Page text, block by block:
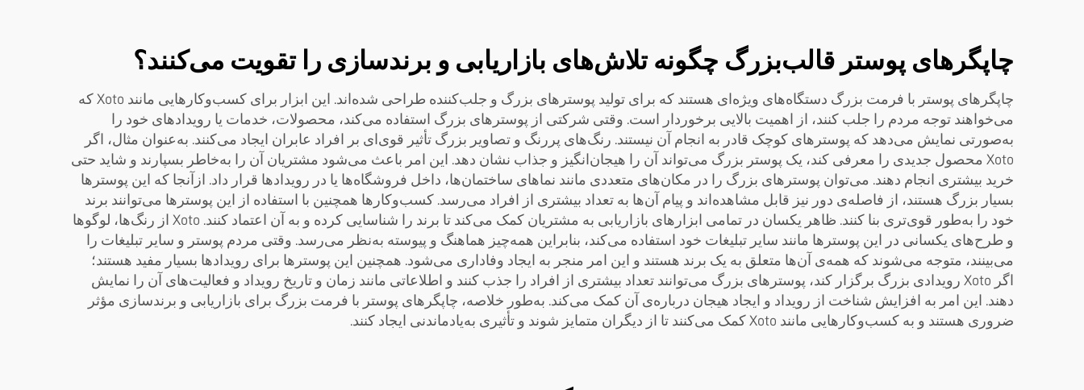
چاپگرهای پوستر قالب‌بزرگ چگونه تلاش‌های بازاریابی و برندسازی را تقویت می‌کنند؟
چاپگرهای پوستر با فرمت بزرگ دستگاه‌های ویژه‌ای هستند که برای تولید پوسترهای بزرگ و جلب‌کننده طراحی شده‌اند. این ابزار برای کسب‌وکارهایی مانند Xoto که
می‌خواهند توجه مردم را جلب کنند، از اهمیت بالایی برخوردار است. وقتی شرکتی از پوسترهای بزرگ استفاده می‌کند، محصولات، خدمات یا رویدادهای خود را
به‌صورتی نمایش می‌دهد که پوسترهای کوچک قادر به انجام آن نیستند. رنگ‌های پررنگ و تصاویر بزرگ تأثیر قوی‌ای بر افراد عابران ایجاد می‌کنند. به‌عنوان مثال، اگر
Xoto محصول جدیدی را معرفی کند، یک پوستر بزرگ می‌تواند آن را هیجان‌انگیز و جذاب نشان دهد. این امر باعث می‌شود مشتریان آن را به‌خاطر بسپارند و شاید حتی
خرید بیشتری انجام دهند. می‌توان پوسترهای بزرگ را در مکان‌های متعددی مانند نماهای ساختمان‌ها، داخل فروشگاه‌ها یا در رویدادها قرار داد. ازآنجا که این پوسترها
بسیار بزرگ هستند، از فاصله‌ی دور نیز قابل مشاهده‌اند و پیام آن‌ها به تعداد بیشتری از افراد می‌رسد. کسب‌وکارها همچنین با استفاده از این پوسترها می‌توانند برند
خود را به‌طور قوی‌تری بنا کنند. ظاهر یکسان در تمامی ابزارهای بازاریابی به مشتریان کمک می‌کند تا برند را شناسایی کرده و به آن اعتماد کنند. Xoto از رنگ‌ها، لوگوها
و طرح‌های یکسانی در این پوسترها مانند سایر تبلیغات خود استفاده می‌کند، بنابراین همه‌چیز هماهنگ و پیوسته به‌نظر می‌رسد. وقتی مردم پوستر و سایر تبلیغات را
می‌بینند، متوجه می‌شوند که همه‌ی آن‌ها متعلق به یک برند هستند و این امر منجر به ایجاد وفاداری می‌شود. همچنین این پوسترها برای رویدادها بسیار مفید هستند؛
اگر Xoto رویدادی بزرگ برگزار کند، پوسترهای بزرگ می‌توانند تعداد بیشتری از افراد را جذب کنند و اطلاعاتی مانند زمان و تاریخ رویداد و فعالیت‌های آن را نمایش
دهند. این امر به افزایش شناخت از رویداد و ایجاد هیجان درباره‌ی آن کمک می‌کند. به‌طور خلاصه، چاپگرهای پوستر با فرمت بزرگ برای بازاریابی و برندسازی مؤثر
ضروری هستند و به کسب‌وکارهایی مانند Xoto کمک می‌کنند تا از دیگران متمایز شوند و تأثیری به‌یادماندنی ایجاد کنند.